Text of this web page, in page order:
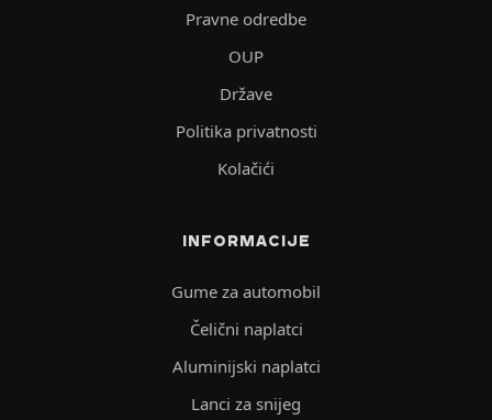
Pravne odredbe
OUP
Države
Politika privatnosti
Kolačići
INFORMACIJE
Gume za automobil
Čelični naplatci
Aluminijski naplatci
Lanci za snijeg